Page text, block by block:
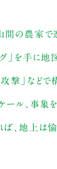
の農家で遭
グ」を手に
撃」などで
ール、事象
、地上は愉